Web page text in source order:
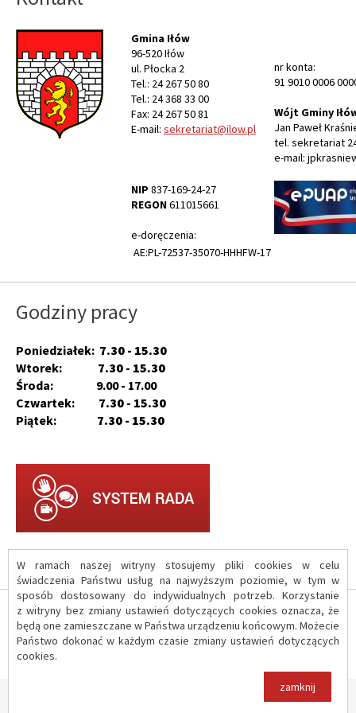
W ramach naszej witryny stosujemy pliki cookies w celu
świadczenia Państwu usług na najwyższym poziomie, w tym w
sposób dostosowany do indywidualnych potrzeb. Korzystanie
z witryny bez zmiany ustawień dotyczących cookies oznacza, że
będą one zamieszczane w Państwa urządzeniu końcowym. Możecie
Państwo dokonać w każdym czasie zmiany ustawień dotyczących
cookies.
zamknij
Gmina Iłów
96-520 Iłów
ul. Płocka 2
Tel.: 24 267 50 80
Tel.: 24 368 33 00
Fax: 24 267 50 81
E-mail: sekretariat@ilow.pl
NIP 837-169-24-27
REGON611015661
e-doręczenia:
AE:PL-72537-35070-HHHFW-17
nr konta:
91 9010 0006
Wójt Gminy
Jan Paweł
tel. sekretariat
e-mail:
Godziny pracy
Poniedziałek: 7.30 - 15.30
Wtorek: 7.30 - 15.30
Środa: 9.00 - 17.00
Czwartek: 7.30 - 15.30
Piątek: 7.30 - 15.30
O serwisie
Polityka prywatności